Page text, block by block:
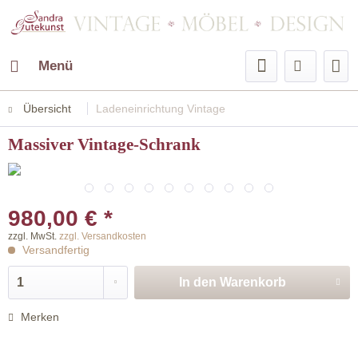
Menü
Übersicht Ladeneinrichtung Vintage
Massiver Vintage-Schrank
980,00 € *
zzgl. MwSt. zzgl. Versandkosten
Versandfertig
In den Warenkorb
Merken